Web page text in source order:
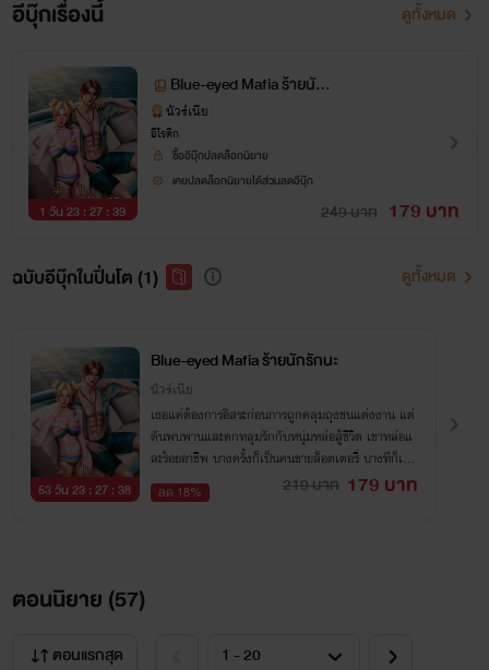
อีบุ๊กเรื่องนี้ ดูทั้งหมด
1 วัน 23 : 27 : 38
Blue-eyed Mafia ร้ายนัก
รักนะ
นัวร์เนีย
อีโรติก
ซื้ออีบุ๊กปลดล็อกนิยาย
เคยปลดล็อกนิยายได้ส่วนลดอีบุ๊ก
249 บาท 179 บาท
ฉบับอีบุ๊กในปิ่นโต (1) ดูทั้งหมด
53 วัน 23 : 27 : 37
Blue-eyed Mafia ร้ายนักรักนะ
นัวร์เนีย
เธอแค่ต้องการอิสระก่อนการถูกคลุมถุงชนแต่งงาน แต่
ดันพบพานและตกหลุมรักกับหนุ่มหล่อสู้ชีวิต เขาหล่อแ
ละร้อยอาชีพ บางครั้งก็เป็นคนขายล็อตเตอรี่ บางทีก็เปิ
ดบาร์ริมหาด ขนาดบางวันยังเหมือนมาเฟีย! เอ๊ะ...
ลด 18% 219 บาท 179 บาท
ตอนนิยาย (57)
ตอนแรกสุด